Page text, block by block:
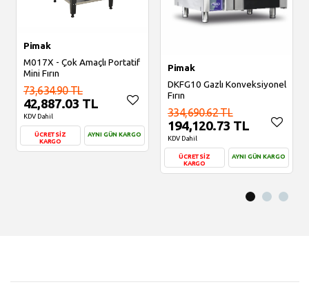
Pimak
M017X - Çok Amaçlı Portatif
Mini Fırın
73,634.90 TL
42,887.03 TL
KDV Dahil
ÜCRETSİZ
KARGO
AYNI GÜN KARGO
Pimak
DKFG10 Gazlı Konveksiyonel
Fırın
334,690.62 TL
194,120.73 TL
KDV Dahil
ÜCRETSİZ
KARGO
AYNI GÜN KARGO